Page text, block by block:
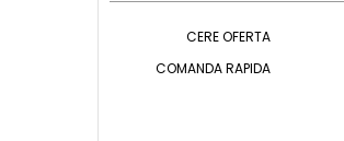
CERE OFERTA
COMANDA RAPIDA